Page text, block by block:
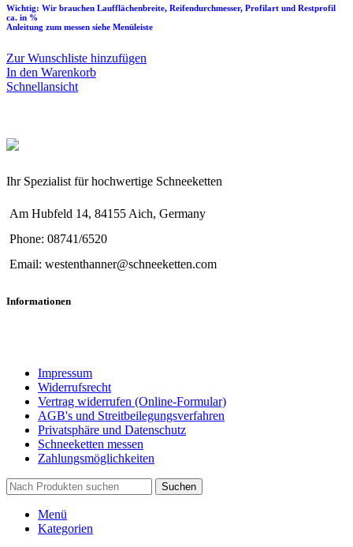
Wichtig: Wir brauchen Laufflächenbreite, Reifendurchmesser, Profilart und Restprofil
ca. in %
Anleitung zum messen siehe Menüleiste
Zur Wunschliste hinzufügen
In den Warenkorb
Schnellansicht
Ihr Spezialist für hochwertige Schneeketten
Am Hubfeld 14, 84155 Aich, Germany
Phone: 08741/6520
Email: westenthanner@schneeketten.com
Informationen
Impressum
Widerrufsrecht
Vertrag widerrufen (Online-Formular)
AGB's und Streitbeilegungsverfahren
Privatsphäre und Datenschutz
Schneeketten messen
Zahlungsmöglichkeiten
Suchen
Menü
Kategorien